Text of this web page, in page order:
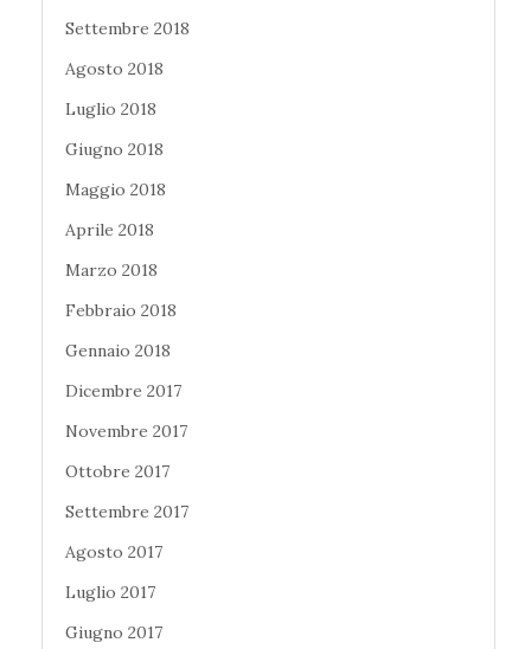
Settembre 2018
Agosto 2018
Luglio 2018
Giugno 2018
Maggio 2018
Aprile 2018
Marzo 2018
Febbraio 2018
Gennaio 2018
Dicembre 2017
Novembre 2017
Ottobre 2017
Settembre 2017
Agosto 2017
Luglio 2017
Giugno 2017